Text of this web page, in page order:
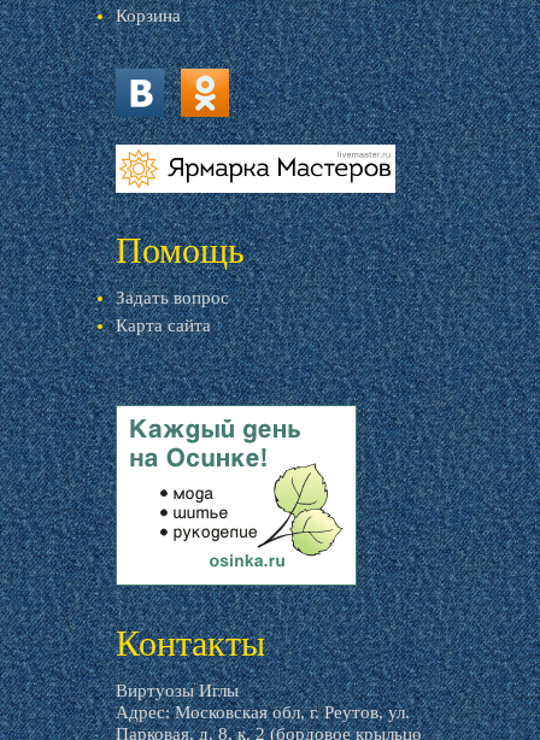
Корзина
vk.com ok.ru
livemaster.ru
Помощь
Задать вопрос
Карта сайта
livemaster.ru
Контакты
Виртуозы Иглы
Адрес: Московская обл, г. Реутов, ул.
Парковая, д. 8, к. 2 (бордовое крыльцо